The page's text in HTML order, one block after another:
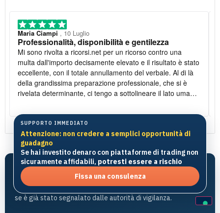
Maria Ciampi , 10 Luglio
Professionalità, disponibilità e gentilezza
Mi sono rivolta a ricorsi.net per un ricorso contro una
multa dall'importo decisamente elevato e il risultato è stato
eccellente, con il totale annullamento del verbale. Al di là
della grandissima preparazione professionale, che si è
rivelata determinante, ci tengo a sottolineare il lato umano:
raccomando vivamente
Verifica subito una piattaforma
Inserisci il nome del broker o il dominio del sito per controllare
se è già stato segnalato dalle autorità di vigilanza.
SUPPORTO IMMEDIATO
Attenzione: non credere a semplici opportunità di
guadagno
Se hai investito denaro con piattaforme di trading non
sicuramente affidabili, potresti essere a rischio
Fissa una consulenza